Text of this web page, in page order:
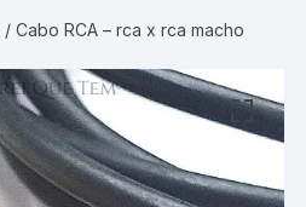
/ Cabo RCA – rca x rca macho